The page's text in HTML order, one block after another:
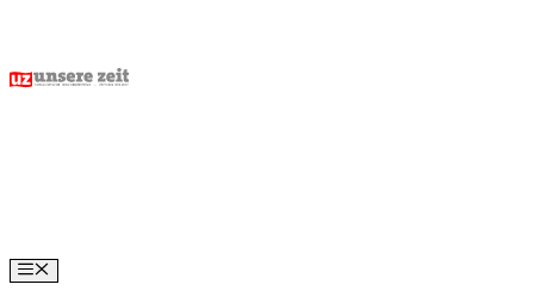
content
Menu